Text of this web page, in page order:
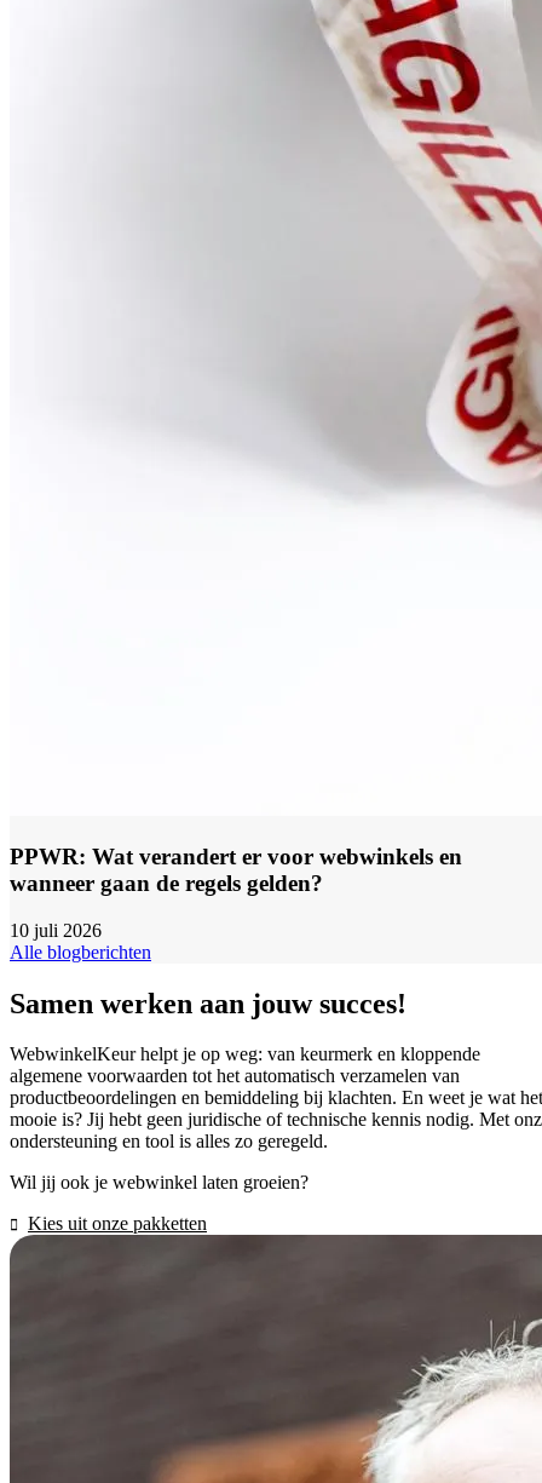
PPWR: Wat verandert er voor webwinkels en
wanneer gaan de regels gelden?
10 juli 2026
Alle blogberichten
Samen werken aan jouw succes!
WebwinkelKeur helpt je op weg: van keurmerk en kloppende
algemene voorwaarden tot het automatisch verzamelen van
productbeoordelingen en bemiddeling bij klachten. En weet je wat het
mooie is? Jij hebt geen juridische of technische kennis nodig. Met
ondersteuning en tool is alles zo geregeld.
Wil jij ook je webwinkel laten groeien?
Kies uit onze pakketten